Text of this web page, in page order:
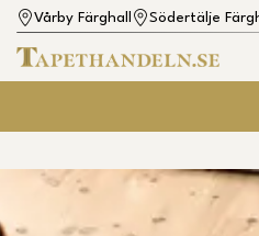
Vårby Färghall Södertälje